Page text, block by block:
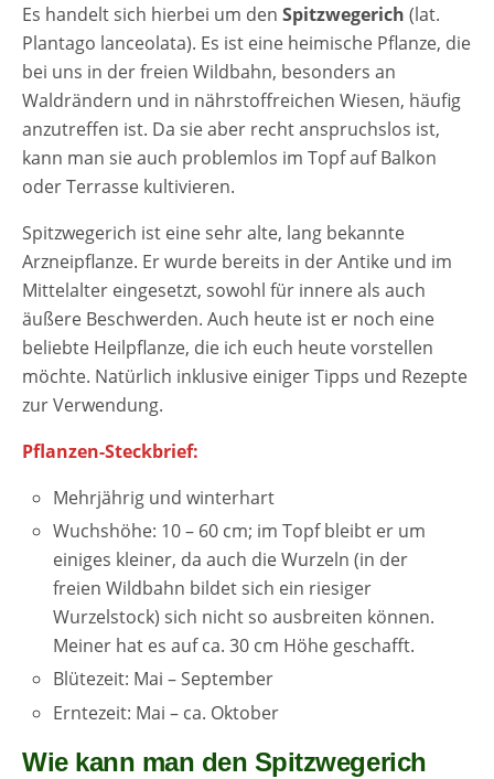
Es handelt sich hierbei um den Spitzwegerich (lat.
Plantago lanceolata). Es ist eine heimische Pflanze, die
bei uns in der freien Wildbahn, besonders an
Waldrändern und in nährstoffreichen Wiesen, häufig
anzutreffen ist. Da sie aber recht anspruchslos ist,
kann man sie auch problemlos im Topf auf Balkon
oder Terrasse kultivieren.
Spitzwegerich ist eine sehr alte, lang bekannte
Arzneipflanze. Er wurde bereits in der Antike und im
Mittelalter eingesetzt, sowohl für innere als auch
äußere Beschwerden. Auch heute ist er noch eine
beliebte Heilpflanze, die ich euch heute vorstellen
möchte. Natürlich inklusive einiger Tipps und Rezepte
zur Verwendung.
Pflanzen-Steckbrief:
Mehrjährig und winterhart
Wuchshöhe: 10 – 60 cm; im Topf bleibt er um
einiges kleiner, da auch die Wurzeln (in der
freien Wildbahn bildet sich ein riesiger
Wurzelstock) sich nicht so ausbreiten können.
Meiner hat es auf ca. 30 cm Höhe geschafft.
Blütezeit: Mai – September
Erntezeit: Mai – ca. Oktober
Wie kann man den Spitzwegerich